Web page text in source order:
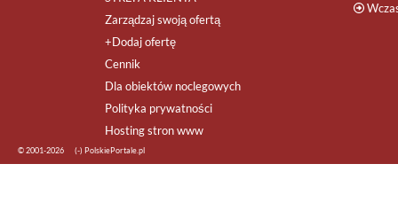
Zarządzaj swoją ofertą
+Dodaj ofertę
Cennik
Dla obiektów noclegowych
Polityka prywatności
Hosting stron www
© 2001-2026 (-) PolskiePortale.pl